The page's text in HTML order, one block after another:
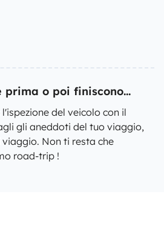
prima o poi finiscono...
del veicolo con il
gli aneddoti del tuo viaggio,
Non ti resta che
road-trip !